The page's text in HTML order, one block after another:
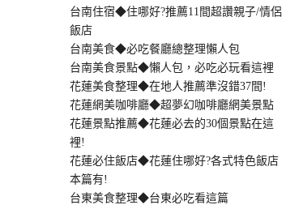
台南住宿◆住哪好?推薦11間超讚親子/情侶
飯店
台南美食◆必吃餐廳總整理懶人包
台南美食景點◆懶人包，必吃必玩看這裡
花蓮美食整理◆在地人推薦準沒錯37間!
花蓮網美咖啡廳◆超夢幻咖啡廳網美景點
花蓮景點推薦◆花蓮必去的30個景點在這
裡!
花蓮必住飯店◆花蓮住哪好?各式特色飯店
本篇有!
台東美食整理◆台東必吃看這篇